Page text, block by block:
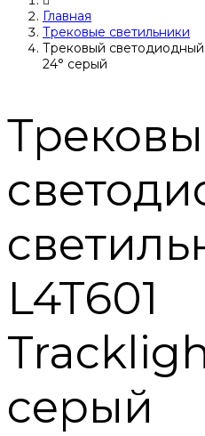
Главная
Трековые светильники
Трековый светодиодный
24° серый
L4T601
серый